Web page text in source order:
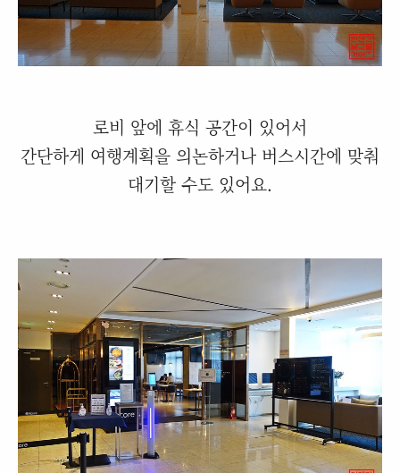
로비 앞에 휴식 공간이 있어서
간단하게 여행계획을 의논하거나 버스시간에 맞춰
대기할 수도 있어요.